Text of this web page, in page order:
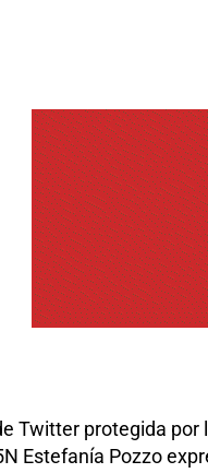
Twitter protegida
Estefanía Pozzo